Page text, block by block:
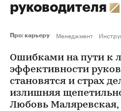
руководителя
Про: карьеру Менеджмент
Ошибками на пути к
эффективности
становятся и страх
излишняя
Любовь Маляревская,